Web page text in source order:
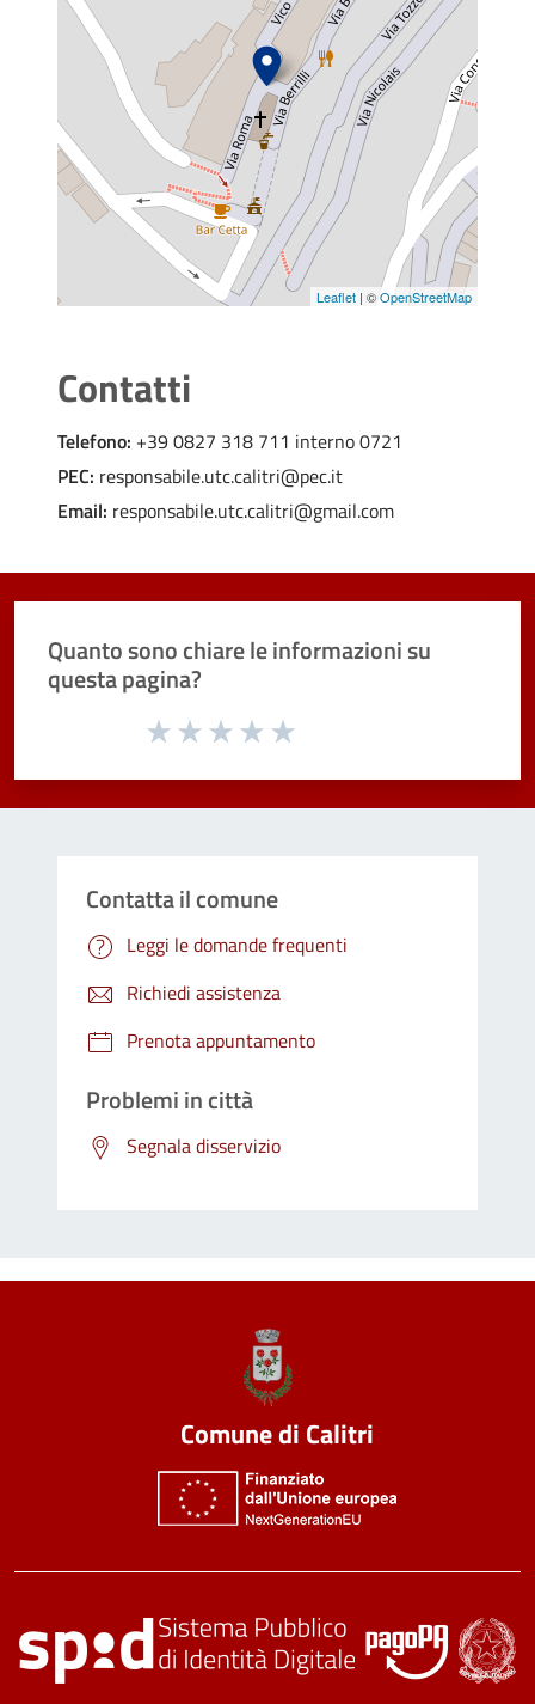
Richiesta concessione in diritto di proprietà
suolo P.I.P.
Richiesta di Attestazione di idoneità alloggio
Richiesta voltura permesso di Costruire
Leaflet | ©OpenStreetMap
Contatti
Telefono: +39 0827 318 711 interno 0721
PEC: responsabile.utc.calitri@pec.it
Email: responsabile.utc.calitri@gmail.com
Quanto sono chiare le informazioni su
questa pagina?
Valuta da 1 a 5 stelle la pagina
Contatta il comune
Leggi le domande frequenti
Richiedi assistenza
Prenota appuntamento
Problemi in città
Segnala disservizio
Comune di Calitri